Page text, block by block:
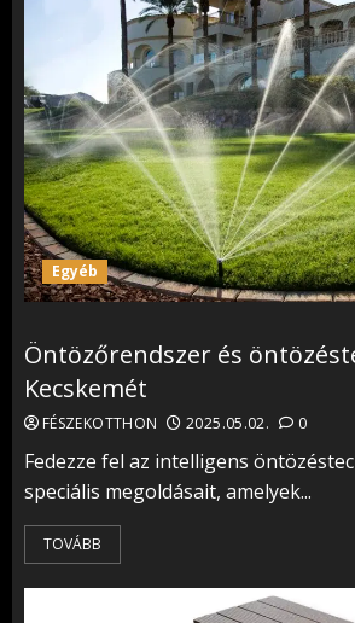
Egyéb
Öntözőrendszer és
Kecskemét
FÉSZEKOTTHON 2025.05.02. 0
Fedezze fel az intelligens
speciális megoldásait, amelyek...
TOVÁBB